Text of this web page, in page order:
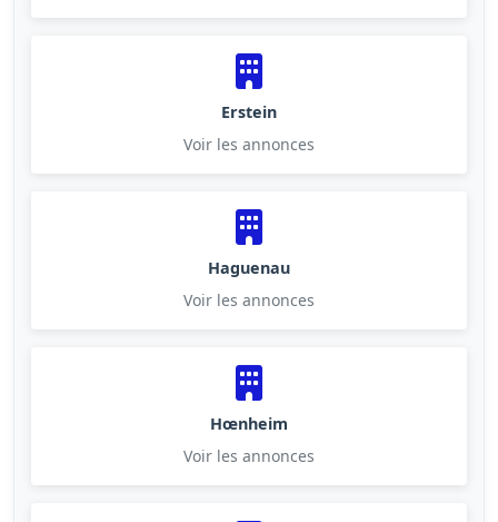
Erstein
Voir les annonces
Haguenau
Voir les annonces
Hœnheim
Voir les annonces